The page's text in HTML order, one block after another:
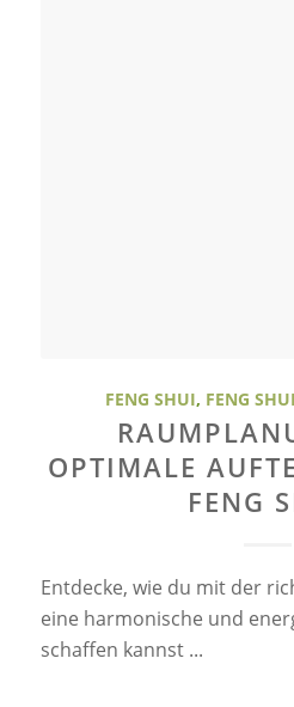
FENG SHUI, FENG
OPTIMALE
FENG
Entdecke, wie du mit der
eine harmonische und
schaffen kannst ...